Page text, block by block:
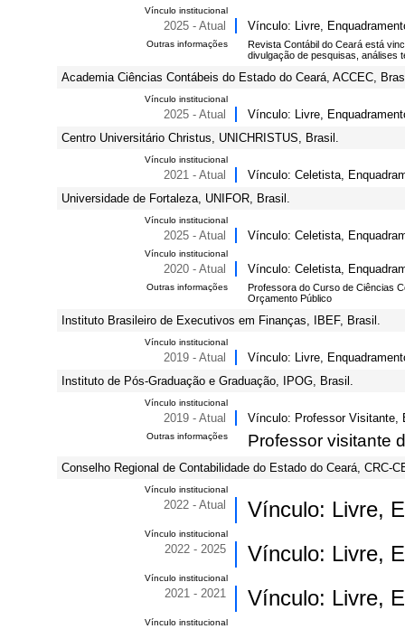
Vínculo institucional
2025 - Atual Vínculo: Livre,
Outras informações
Revista Contábil do Ceará está
divulgação de pesquisas, análises
Academia Ciências Contábeis do Estado do Ceará, ACCEC,
Vínculo institucional
2025 - Atual
Vínculo: Livre,
Centro Universitário Christus, UNICHRISTUS, Brasil.
Vínculo institucional
2021 - Atual
Vínculo: Celetista,
Universidade de Fortaleza, UNIFOR, Brasil.
Vínculo institucional
2025 - Atual Vínculo: Celetista,
Vínculo institucional
2020 - Atual Vínculo: Celetista,
Outras informações
Professora do Curso de Ciências
Orçamento Público
Instituto Brasileiro de Executivos em Finanças, IBEF, Brasil.
Vínculo institucional
2019 - Atual
Vínculo: Livre,
Instituto de Pós-Graduação e Graduação, IPOG, Brasil.
Vínculo institucional
2019 - Atual Vínculo: Professor Visitante,
Outras informações Professor visitante
Conselho Regional de Contabilidade do Estado do Ceará, CRC-
Vínculo institucional
2022 - Atual Vínculo: Livre,
Vínculo institucional
2022 - 2025 Vínculo: Livre,
Vínculo institucional
2021 - 2021 Vínculo: Livre,
Vínculo institucional